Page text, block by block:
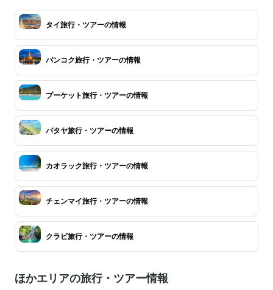
タイ旅行・ツアーの情報
バンコク旅行・ツアーの情報
プーケット旅行・ツアーの情報
パタヤ旅行・ツアーの情報
カオラック旅行・ツアーの情報
チェンマイ旅行・ツアーの情報
クラビ旅行・ツアーの情報
ほかエリアの旅行・ツアー情報